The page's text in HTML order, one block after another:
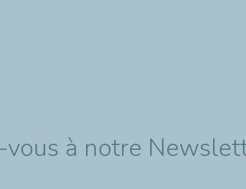
à notre